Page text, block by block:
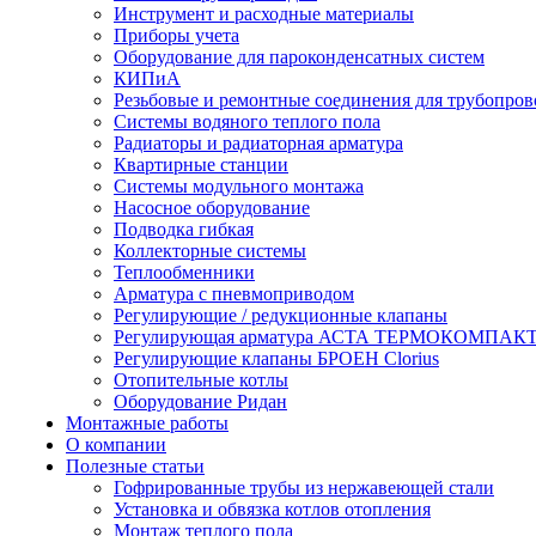
Инструмент и расходные материалы
Приборы учета
Оборудование для пароконденсатных систем
КИПиА
Резьбовые и ремонтные соединения для
Системы водяного теплого пола
Радиаторы и радиаторная арматура
Квартирные станции
Системы модульного монтажа
Насосное оборудование
Подводка гибкая
Коллекторные системы
Теплообменники
Арматура с пневмоприводом
Регулирующие / редукционные клапаны
Регулирующая арматура АСТА
Регулирующие клапаны БРОЕН Clorius
Отопительные котлы
Оборудование Ридан
Монтажные работы
О компании
Полезные статьи
Гофрированные трубы из нержавеющей стали
Установка и обвязка котлов отопления
Монтаж теплого пола